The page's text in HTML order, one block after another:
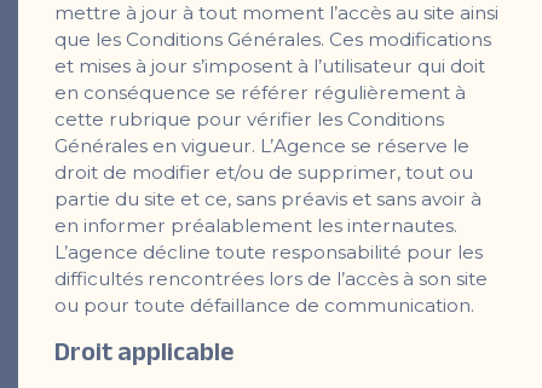
mettre à jour à tout moment l’accès au site ainsi
que les Conditions Générales. Ces modifications
et mises à jour s’imposent à l’utilisateur qui doit
en conséquence se référer régulièrement à
cette rubrique pour vérifier les Conditions
Générales en vigueur. L’Agence se réserve le
droit de modifier et/ou de supprimer, tout ou
partie du site et ce, sans préavis et sans avoir à
en informer préalablement les internautes.
L’agence décline toute responsabilité pour les
difficultés rencontrées lors de l’accès à son site
ou pour toute défaillance de communication.
Droit applicable